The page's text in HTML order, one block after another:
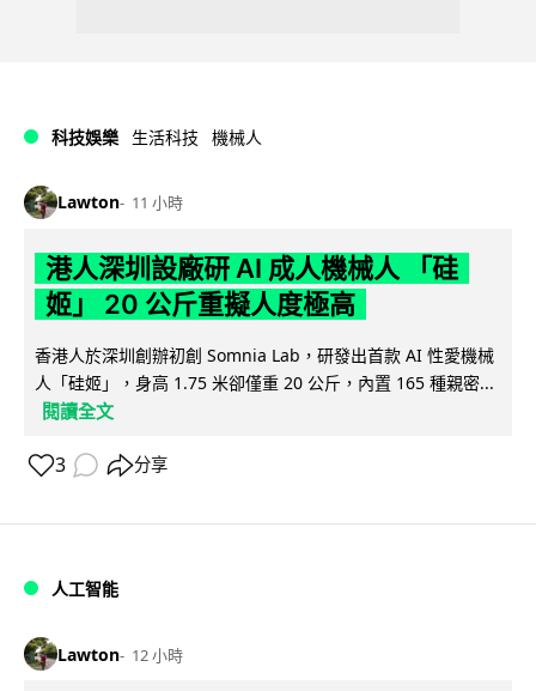
科技娛樂 生活科技 機械人
Lawton 11 小時
港人深圳設廠研 AI 成人機械人 「硅
姬」 20 公斤重擬人度極高
香港人於深圳創辦初創 Somnia Lab，研發出首款 AI 性愛機械
人「硅姬」，身高 1.75 米卻僅重 20 公斤，內置 165 種親密...
閱讀全文
3 分享
人工智能
Lawton 12 小時